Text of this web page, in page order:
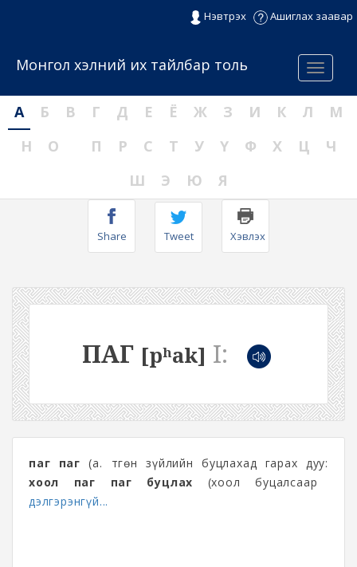
Нэвтрэх Ашиглах заавар
Menu
Монгол хэлний их тайлбар толь
А Б В Г Д Е Ё Ж З И К Л
М
Н
О П Р С Т У Ү Ф Х Ц
Ч
Ш
Э Ю Я
Share Tweet Хэвлэх
ПАГ [pʰak] I:
паг паг (а. Өтгөн зүйлийн буцлахад гарах дуу:
хоол паг паг буцлах (хоол буцалсаар
дэлгэрэнгүй...